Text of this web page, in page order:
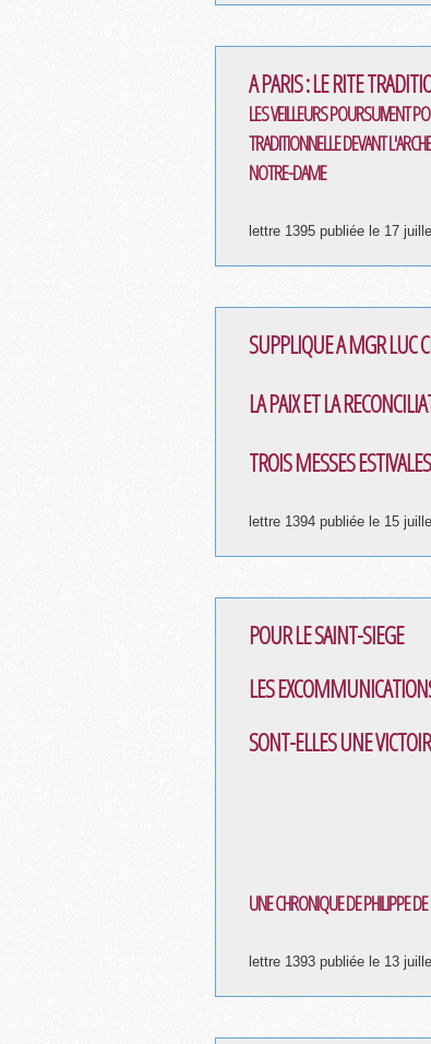
A PARIS : LE RITE
LES VEILLEURS POURSUIVENT
TRADITIONNELLE DEVANT
NOTRE-DAME
lettre 1395 publiée le 17
SUPPLIQUE A MGR LUC
LA PAIX ET LA
TROIS MESSES
lettre 1394 publiée le 15
POUR LE SAINT-SIEGE
LES
SONT-ELLES UNE
UNE CHRONIQUE DE PHILIPPE
lettre 1393 publiée le 13